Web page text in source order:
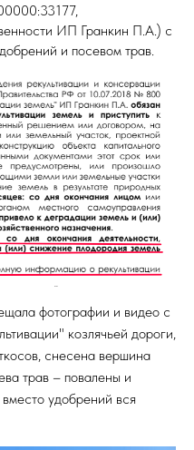
ИП Гранкин П.А.) с
и посевом трав.
фотографии и видео с
козлячьей дороги,
снесена вершина
трав – повалены и
удобрений вся